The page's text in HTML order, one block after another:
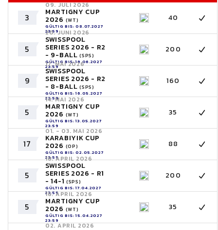
3
09. JULI 2026
MARTIGNY CUP
2026 (WT)
GÜLTIG BIS: 08.07.2027
23:59
40
5
20. JUNI 2026
SWISSPOOL
SERIES 2026 - R2
- 9-BALL(SPS)
GÜLTIG BIS: 19.06.2027
23:59
200
9
17. MAI 2026
SWISSPOOL
SERIES 2026 - R2
- 8-BALL(SPS)
GÜLTIG BIS: 16.05.2027
23:59
160
5
14. MAI 2026
MARTIGNY CUP
2026 (WT)
GÜLTIG BIS: 13.05.2027
23:59
35
17
01. - 03. MAI 2026
KARABIYIK CUP
2026 (OP)
GÜLTIG BIS: 02.05.2027
23:59
88
5
18. APRIL 2026
SWISSPOOL
SERIES 2026 - R1
- 14-1 (SPS)
GÜLTIG BIS: 17.04.2027
23:59
200
5
16. APRIL 2026
MARTIGNY CUP
2026 (WT)
GÜLTIG BIS: 15.04.2027
23:59
35
02. APRIL 2026